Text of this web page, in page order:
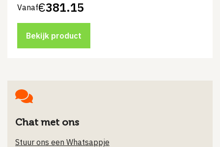
Vanaf€381.15
Bekijk product
Chat met ons
Stuur ons een Whatsappje